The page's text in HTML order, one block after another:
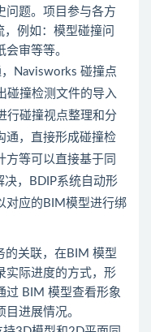
问题。项目参与各方
例如：模型碰撞问
审等等。
Navisworks 碰撞点
碰撞检测文件的导入
行碰撞视点整理和分
通，直接形成碰撞检
方等可以直接基于同
，BDIP系统自动形
对应的BIM模型进行绑
的关联，在BIM 模型
实际进度的方式，形
过 BIM 模型查看形象
进展情况。